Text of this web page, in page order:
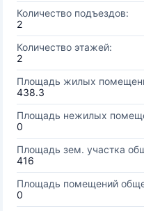
Количество подъездов:
2
Количество этажей:
2
Площадь жилых
438.3
Площадь нежилых
0
Площадь зем. участка
416
Площадь помещений
0